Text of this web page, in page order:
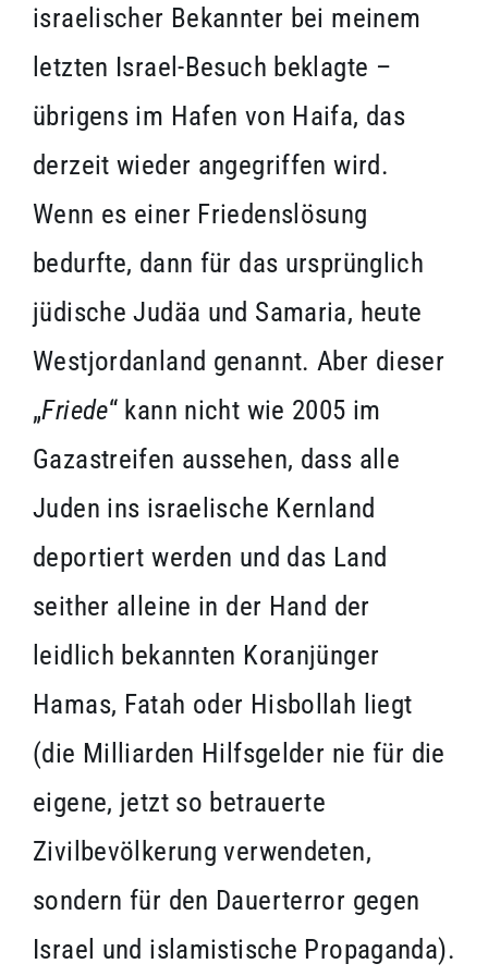
israelischer Bekannter bei meinem
letzten Israel-Besuch beklagte –
übrigens im Hafen von Haifa, das
derzeit wieder angegriffen wird.
Wenn es einer Friedenslösung
bedurfte, dann für das ursprünglich
jüdische Judäa und Samaria, heute
Westjordanland genannt. Aber dieser
„Friede“ kann nicht wie 2005 im
Gazastreifen aussehen, dass alle
Juden ins israelische Kernland
deportiert werden und das Land
seither alleine in der Hand der
leidlich bekannten Koranjünger
Hamas, Fatah oder Hisbollah liegt
(die Milliarden Hilfsgelder nie für die
eigene, jetzt so betrauerte
Zivilbevölkerung verwendeten,
sondern für den Dauerterror gegen
Israel und islamistische Propaganda).